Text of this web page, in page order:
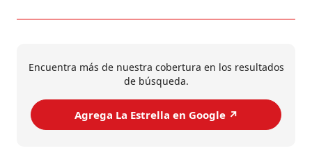
Encuentra más de nuestra cobertura en los resultados
de búsqueda.
Agrega La Estrella en Google ↗️